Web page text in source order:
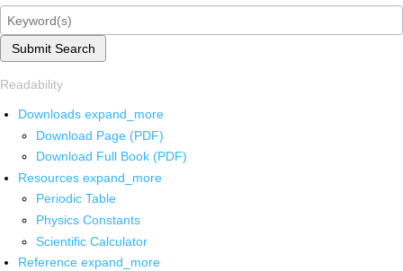
Submit Search
Readability
Downloads expand_more
Download Page (PDF)
Download Full Book (PDF)
Resources expand_more
Periodic Table
Physics Constants
Scientific Calculator
Reference expand_more